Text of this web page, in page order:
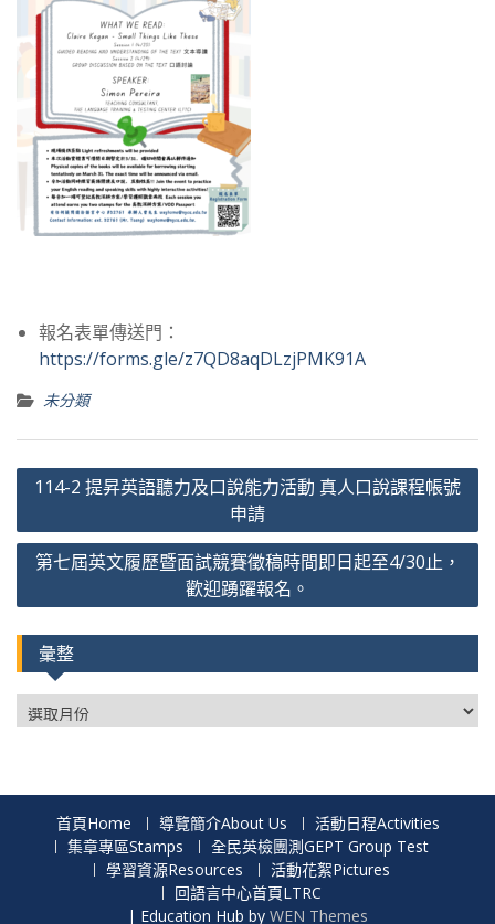
報名表單傳送門：
https://forms.gle/z7QD8aqDLzjPMK91A
未分類
文
導
覽
114-2 提昇英語聽力及口說能力活動 真人口說課程帳號
申請
第七屆英文履歷暨面試競賽徵稿時間即日起至4/30止，
歡迎踴躍報名。
彙整
彙
整
首頁Home 導覽簡介About Us
活動日程Activities
集章專區Stamps
全民英檢團測GEPT Group Test
學習資源Resources
活動花絮Pictures
回語言中心首頁LTRC
| Education Hub by WEN Themes